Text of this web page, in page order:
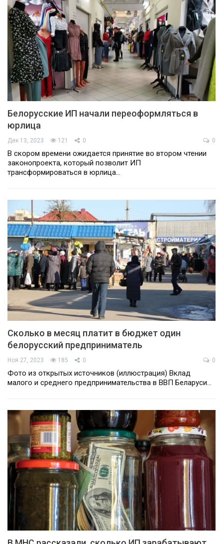
Белорусские ИП начали переоформляться в
юрлица
Дек 13, 2023 121 0 0
В скором времени ожидается принятие во втором чтении
законопроекта, который позволит ИП
трансформироваться в юрлица…
Сколько в месяц платит в бюджет один
белорусский предприниматель
Ноя 27, 2023 185 0 0
Фото из открытых источников (иллюстрация) Вклад
малого и среднего предпринимательства в ВВП Беларуси…